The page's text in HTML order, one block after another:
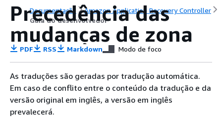
Documentação
Amazon Application Recovery Controller
Guia do desenvolvedor
Precedência das
mudanças de zona
PDF RSS Markdown Modo de foco
As traduções são geradas por tradução automática.
Em caso de conflito entre o conteúdo da tradução e da
versão original em inglês, a versão em inglês
prevalecerá.